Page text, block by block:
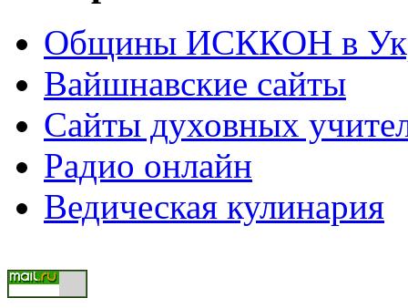
Общины ИСККОН в
Вайшнавские сайты
Сайты духовных
Радио онлайн
Ведическая кулинария